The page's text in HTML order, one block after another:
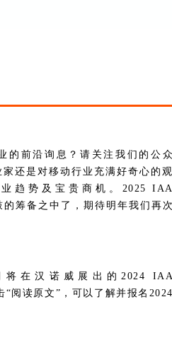
的前沿询息？请关注我们的公
还是对移动行业充满好奇心的
趋势及宝贵商机。2025
筹备之中了，期待明年我们再
在汉诺威展出的2024
“阅读原文”，可以了解并报名